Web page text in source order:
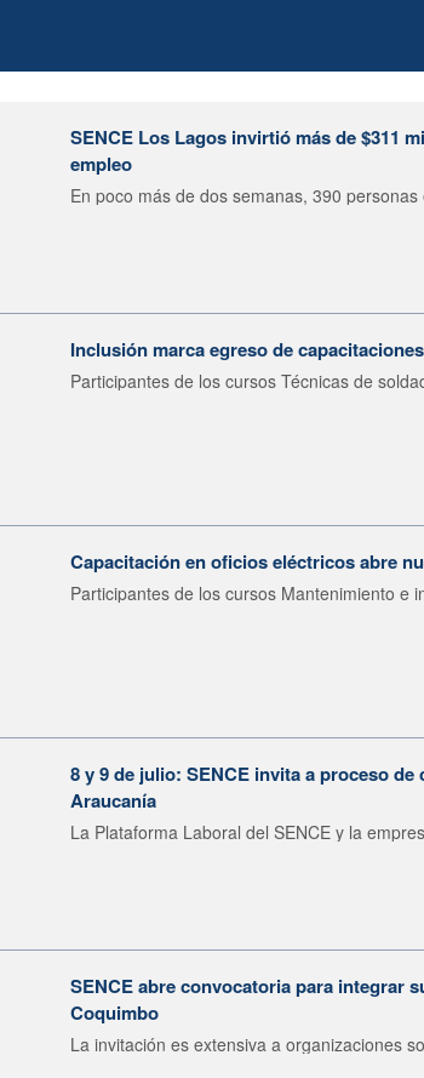
SENCE Los Lagos invirtió más de $311
empleo
En poco más de dos semanas, 390
Inclusión marca egreso de
Participantes de los cursos Técnicas de
Capacitación en oficios eléctricos abre
Participantes de los cursos Mantenimiento e
8 y 9 de julio: SENCE invita a proceso
Araucanía
La Plataforma Laboral del SENCE y la
SENCE abre convocatoria para integrar
Coquimbo
La invitación es extensiva a organizaciones